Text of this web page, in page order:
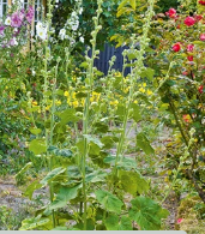
minimum 3
resultater
vores katalog af
produkter og åbne